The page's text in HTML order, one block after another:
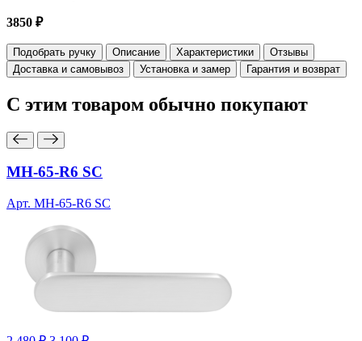
3850 ₽
Подобрать ручку Описание Характеристики
Отзывы
Доставка и самовывоз
Установка и замер Гарантия и возврат
С этим товаром обычно покупают
MH-65-R6 SC
Арт. MH-65-R6 SC